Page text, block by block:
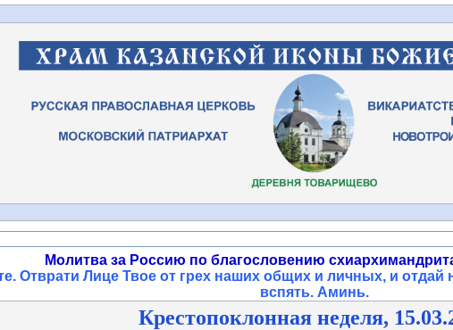
Молитва за Россию по благословению
Отврати Лице Твое от грех наших общих и личных, и
вспять. Аминь.
Крестопоклонная неделя,